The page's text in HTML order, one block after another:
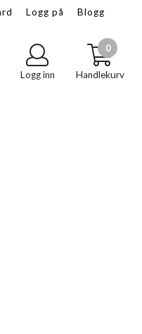
Logg på
Blogg
Logg inn
0
Handlekurv